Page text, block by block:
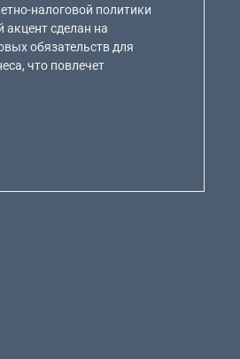
налоговой политики
акцент сделан на
обязательств для
что повлечет